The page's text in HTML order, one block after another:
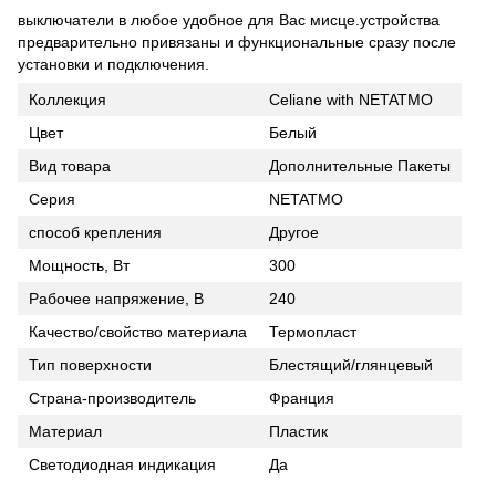
выключатели в любое удобное для Вас мисце.устройства
предварительно привязаны и функциональные сразу после
установки и подключения.
Коллекция
Celiane with NETATMO
Цвет
Белый
Вид товара
Дополнительные Пакеты
Серия
NETATMO
способ крепления
Другое
Мощность, Вт
300
Рабочее напряжение, В
240
Качество/свойство материала
Термопласт
Тип поверхности
Блестящий/глянцевый
Страна-производитель
Франция
Материал
Пластик
Светодиодная индикация
Да